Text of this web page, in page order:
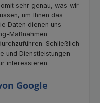
sehr genau, was wir
um Ihnen das
Daten dienen uns
Maßnahmen
Schließlich
und Dienstleistungen
interessieren.
Google